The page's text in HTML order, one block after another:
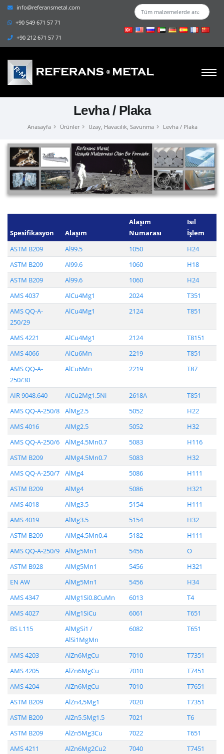
info@referansmetal.com
+90 549 671 57 71
+90 212 671 57 71
Levha / Plaka
Anasayfa Ürünler Uzay, Havacılık, Savunma Levha / Plaka
Spesifikasyon Alaşım
Alaşım
Numarası
Isıl
İşlem
ASTM B209
Al99.5 1050
H24
ASTM B209
Al99.6 1060
H18
ASTM B209
Al99.6 1060
H24
AMS 4037
AlCu4Mg1 2024
T351
AMS QQ-A-
250/29
AlCu4Mg1 2124 T851
AMS 4221 AlCu4Mg1 2124
T8151
AMS 4066
AlCu6Mn 2219
T851
AMS QQ-A-
250/30
AlCu6Mn 2219 T87
AIR 9048.640 AlCu2Mg1.5Ni 2618A
T851
AMS QQ-A-250/8
AlMg2.5 5052
H22
AMS 4016
AlMg2.5 5052
H32
AMS QQ-A-250/6
AlMg4.5Mn0.7 5083
H116
ASTM B209
AlMg4.5Mn0.7 5083
H32
AMS QQ-A-250/7
AlMg4 5086
H111
ASTM B209
AlMg4 5086
H321
AMS 4018
AlMg3.5 5154
H111
AMS 4019
AlMg3.5 5154
H32
ASTM B209
AlMg4.5Mn0.4 5182
H111
AMS QQ-A-250/9
AlMg5Mn1 5456
O
ASTM B928
AlMg5Mn1 5456
H321
EN AW
AlMg5Mn1 5456
H34
AMS 4347
AlMg1Si0.8CuMn 6013
T4
AMS 4027
AlMg1SiCu 6061
T651
BS L115
AlMgSi1 /
AlSi1MgMn
6082 T651
AMS 4203 AlZn6MgCu 7010
T7351
AMS 4205
AlZn6MgCu 7010
T7451
AMS 4204
AlZn6MgCu 7010
T7651
ASTM B209
AlZn4,5Mg1 7020
T7351
ASTM B209
AlZn5.5Mg1.5 7021
T6
ASTM B209
AlZn5Mg3Cu 7022
T651
AMS 4211
AlZn6Mg2Cu2 7040
T7451